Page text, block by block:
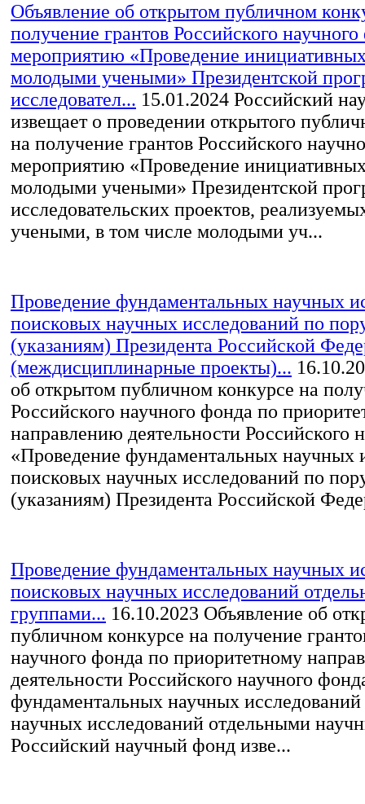
Объявление об открытом публичном
получение грантов Российского
мероприятию «Проведение
молодыми учеными» Президентской
исследовател... 15.01.2024 Российский
извещает о проведении открытого
на получение грантов Российского
мероприятию «Проведение
молодыми учеными» Президентской
исследовательских проектов,
учеными, в том числе молодыми уч...
Проведение фундаментальных научных
поисковых научных исследований по
(указаниям) Президента Российской
(междисциплинарные проекты)...
об открытом публичном конкурсе на
Российского научного фонда по
направлению деятельности Российского
«Проведение фундаментальных научных
поисковых научных исследований по
(указаниям) Президента Российской
Проведение фундаментальных научных
поисковых научных исследований
группами... 16.10.2023 Объявление об
публичном конкурсе на получение
научного фонда по приоритетному
деятельности Российского научного
фундаментальных научных
научных исследований отдельными
Российский научный фонд изве...